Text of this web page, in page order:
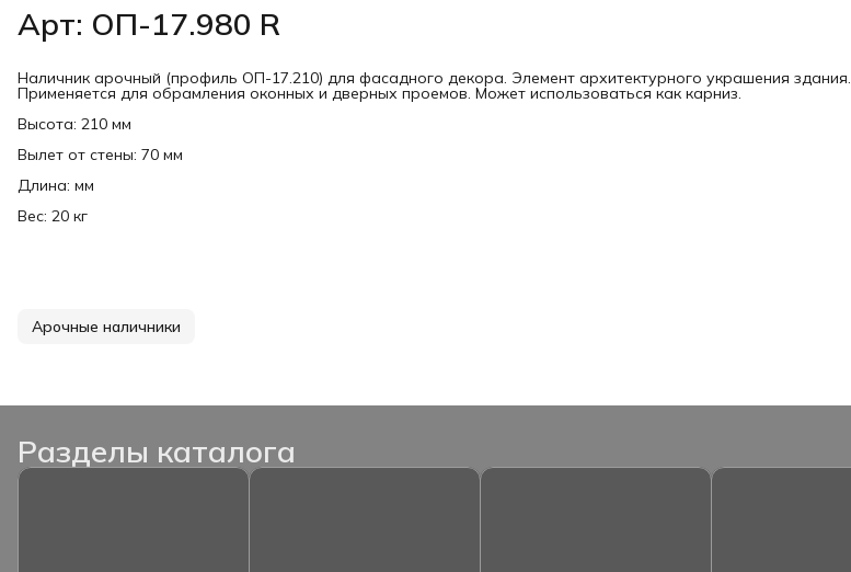
Арт: ОП-17.980 R
Наличник арочный (профиль ОП-17.210) для фасадного декора. Элемент архитектурного украшения здания.
Применяется для обрамления оконных и дверных проемов. Может использоваться как карниз.
Высота: 210 мм
Вылет от стены: 70 мм
Длина: мм
Вес: 20 кг
Арочные наличники
Разделы каталога